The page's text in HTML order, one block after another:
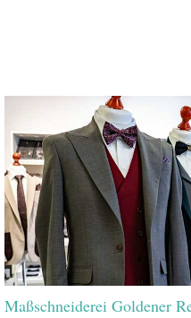
Maßschneiderei Goldener